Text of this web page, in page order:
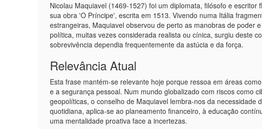
Nicolau Maquiavel (1469-1527) foi um diplomata, filósofo e
sua obra 'O Príncipe', escrita em 1513. Vivendo numa Itália
estrangeiras, Maquiavel observou de perto as manobras de poder
política, muitas vezes considerada realista ou cínica, surgiu deste
sobrevivência dependia frequentemente da astúcia e da força.
Relevância Atual
Esta frase mantém-se relevante hoje porque ressoa em áreas
e a segurança pessoal. Num mundo globalizado com riscos como
geopolíticas, o conselho de Maquiavel lembra-nos da necessidade
quotidiana, aplica-se ao planeamento financeiro, à educação
uma mentalidade proativa face a incertezas.